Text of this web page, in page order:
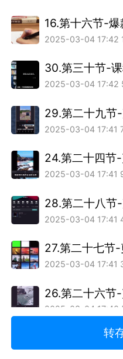
2025-03-04 17:42
30.第三十节-
2025-03-04 17:42
2025-03-04 17:41
2025-03-04 17:41
2025-03-04 17:41
2025-03-04 17:41
2025-03-04 17:40
转